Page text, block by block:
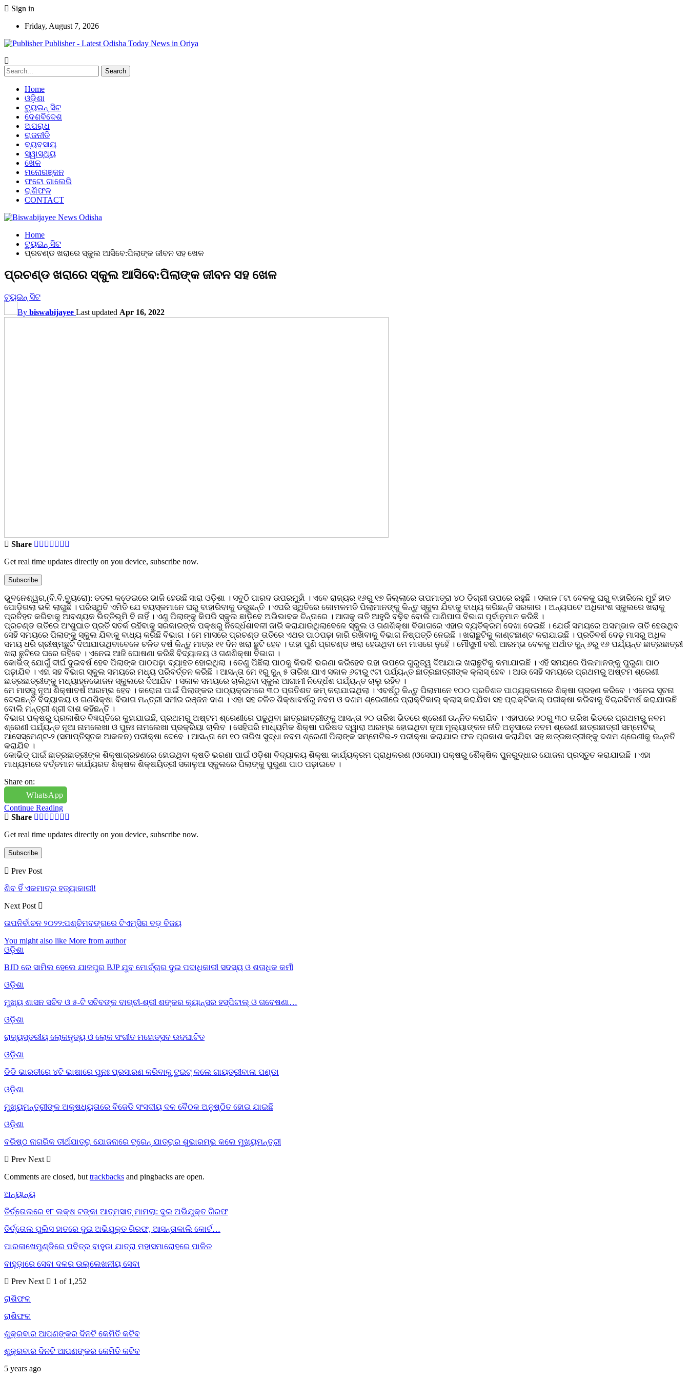
Sign in
Friday, August 7, 2026
Publisher - Latest Odisha Today News in Oriya
Home
ଓଡ଼ିଶା
ଟ୍ୟୁଇନ୍ ସିଟ
ଦେଶବିଦେଶ
ଅପରାଧ
ରାଜନୀତି
ବ୍ୟବସାୟ
ସ୍ୱାସ୍ଥ୍ୟ
ଖେଳ
ମନୋରଞ୍ଜନ
ଫଟୋ ଗାଲେରି
ରାଶିଫଳ
CONTACT
Home
ଟ୍ୟୁଇନ୍ ସିଟ
ପ୍ରଚଣ୍ଡ ଖରାରେ ସ୍କୁଲ ଆସିବେ:ପିଲାଙ୍କ ଜୀବନ ସହ ଖେଳ
ପ୍ରଚଣ୍ଡ ଖରାରେ ସ୍କୁଲ ଆସିବେ:ପିଲାଙ୍କ ଜୀବନ ସହ ଖେଳ
ଟ୍ୟୁଇନ୍ ସିଟ
By biswabijayee Last updated Apr 16, 2022
Share
Get real time updates directly on you device, subscribe now.
Subscribe
ଭୁବନେଶ୍ୱର,(ବି.ବି.ବୁ୍ୟରୋ): ତତଲା କଡେ଼ଇରେ ଭାଜି ହେଉଛି ସାରା ଓଡ଼ିଶା । ସବୁଠି ପାରଦ ଉପରମୁହାଁ । ଏବେ ରାଜ୍ୟର ୧୬ରୁ ୧୭ ଜିଲ୍ଲାରେ ତାପମାତ୍ରା ୪୦ ଡିଗ୍ରୀ ଉପରେ ରହୁଛି । ସକାଳ ୮ଟା ବେଳକୁ ଘରୁ ବାହାରିଲେ ମୁହଁ ହାତ
ପୋଡ଼ିଗଲା ଭଳି ଲାଗୁଛି । ପରିସ୍ଥିତି ଏମିତି ଯେ ବୟସ୍କମାନେ ଘରୁ ବାହାରିବାକୁ ଡରୁଛନ୍ତି । ଏପରି ସ୍ଥିତିରେ କୋମଳମତି ପିଲାମାନଙ୍କୁ କିନ୍ତୁ ସ୍କୁଲ ଯିବାକୁ ବାଧ୍ୟ କରିଛନ୍ତି ସରକାର । ଅନ୍ୟପଟେ ଅଧିକାଂଶ ସ୍କୁଲରେ ଖରାକୁ
ପ୍ରତିହତ କରିବାକୁ ଆବଶ୍ୟକ ଭିତ୍ତିଭୂମି ବି ନାହିଁ । ଏଣୁ ପିଲାଙ୍କୁ କିପରି ସ୍କୁଲ ଛାଡ଼ିବେ ଅଭିଭାବକ ଚିନ୍ତାରେ । ଆଗକୁ ତାତି ଆହୁରି ବଢ଼ିବ ବୋଲି ପାଣିପାଗ ବିଭାଗ ପୂର୍ବାନୁମାନ କରିଛି ।
ପ୍ରଚଣ୍ଡ ତାତିରେ ଅଂଶୁଘାତ ପ୍ରତି ସତର୍କ ରହିବାକୁ ସରକାରଙ୍କ ପକ୍ଷରୁ ନିଦେ୍ର୍ଧଶାବଳୀ ଜାରି କରାଯାଉଥିଲାବେଳେ ସ୍କୁଲ ଓ ଗଣଶିକ୍ଷା ବିଭାଗରେ ଏହାର ବ୍ୟତିକ୍ରମ ଦେଖା ଦେଇଛି । ଯେଉଁ ସମୟରେ ଅସମ୍ଭାଳ ତାତି ହେଉଥିବ
ସେହି ସମୟରେ ପିଲାଙ୍କୁ ସ୍କୁଲ ଯିବାକୁ ବାଧ୍ୟ କରିଛି ବିଭାଗ । ମେ ମାସରେ ପ୍ରଚଣ୍ଡ ତାତିରେ ଏଥର ପାଠପଢ଼ା ଜାରି ରଖିବାକୁ ବିଭାଗ ନିଷ୍ପତ୍ତି ନେଇଛି । ଖରାଛୁଟିକୁ କାଣ୍ଟଛାଣ୍ଟ କରାଯାଇଛି । ପ୍ରତିବର୍ଷ ଦେଢ଼ ମାସରୁ ଅଧିକ
ସମୟ ଧରି ଗ୍ରୀଷ୍ମଛୁଟି ଦିଆଯାଉଥିବାବେଳେ ଚଳିତ ବର୍ଷ କିନ୍ତୁ ମାତ୍ର ୧୧ ଦିନ ଖରା ଛୁଟି ହେବ । ତାହା ପୁଣି ପ୍ରଚଣ୍ଡ ଖରା ହେଉଥିବା ମେ ମାସରେ ନୁହେଁ । ମୌସୁମୀ ବର୍ଷା ଆରମ୍ଭ ବେଳକୁ ଅର୍ଥାତ ଜୁନ୍ ୬ରୁ ୧୬ ପର୍ଯ୍ୟନ୍ତ ଛାତ୍ରଛାତ୍ରୀ
ଖରା ଛୁଟିରେ ଘରେ ରହିବେ । ଏନେଇ ଆଜି ଘୋଷଣା କରିଛି ବିଦ୍ୟାଳୟ ଓ ଗଣଶିକ୍ଷା ବିଭାଗ ।
କୋଭିଡ୍ ଯୋଗୁଁ ଦୀର୍ଘ ଦୁଇବର୍ଷ ହେବ ପିଲାଙ୍କ ପାଠପଢ଼ା ବ୍ୟାହତ ହୋଇଥିଲା । ତେଣୁ ପିଛିଲା ପାଠକୁ କିଭଳି ଭରଣା କରିହେବ ତାହା ଉପରେ ଗୁରୁତ୍ୱ ଦିଆଯାଇ ଖରାଛୁଟିକୁ କମାଯାଇଛି । ଏହି ସମୟରେ ପିଲମାନଙ୍କୁ ପୁରୁଣା ପାଠ
ପଢ଼ାଯିବ । ଏହା ସହ ବିଭାଗ ସ୍କୁଲ ସମୟରେ ମଧ୍ୟ ପରିବର୍ତ୍ତନ କରିଛି । ଆସନ୍ତା ମେ ୧ରୁ ଜୁନ୍ ୫ ତାରିଖ ଯାଏ ସକାଳ ୬ଟାରୁ ୯ଟା ପର୍ଯ୍ୟନ୍ତ ଛାତ୍ରଛାତ୍ରୀଙ୍କ କ୍ଲାସ୍ ହେବ । ଆଉ ସେହି ସମୟରେ ପ୍ରଥମରୁ ଅଷ୍ଟମ ଶ୍ରେଣୀ
ଛାତ୍ରଛାତ୍ରୀଙ୍କୁ ମଧ୍ୟାହ୍ନଭୋଜନ ସ୍କୁଲରେ ଦିଆଯିବ । ସକାଳ ସମୟରେ ଚାଲିଥିବା ସ୍କୁଲ ଆଗାମୀ ନିଦେ୍ର୍ଧଶ ପର୍ଯ୍ୟନ୍ତ ଚାଲୁ ରହିବ ।
ମେ ମାସରୁ ନୂଆ ଶିକ୍ଷାବର୍ଷ ଆରମ୍ଭ ହେବ । କରୋନା ପାଇଁ ପିଲାଙ୍କର ପାଠ୍ୟକ୍ରମରେ ୩୦ ପ୍ରତିଶତ କମ୍ କରାଯାଇଥିଲା । ଏବର୍ଷଠୁ କିନ୍ତୁ ପିଲାମାନେ ୧୦୦ ପ୍ରତିଶତ ପାଠ୍ୟକ୍ରମରେ ଶିକ୍ଷା ଗ୍ରହଣ କରିବେ । ଏନେଇ ସୂଚନା
ଦେଇଛନ୍ତି ବିଦ୍ୟାଳୟ ଓ ଗଣଶିକ୍ଷା ବିଭାଗ ମନ୍ତ୍ରୀ ସମୀର ରଞ୍ଜନ ଦାଶ । ଏହା ସହ ଚଳିତ ଶିକ୍ଷାବର୍ଷରୁ ନବମ ଓ ଦଶମ ଶ୍ରେଣୀରେ ପ୍ରାକ୍ଟିକାଲ୍ କ୍ଲାସ୍ କରାଯିବା ସହ ପ୍ରାକ୍ଟିକାଲ୍ ପରୀକ୍ଷା କରିବାକୁ ବିଚାରବିମର୍ଷ କରାଯାଉଛି
ବୋଲି ମନ୍ତ୍ରୀ ଶ୍ରୀ ଦାଶ କହିଛନ୍ତି ।
ବିଭାଗ ପକ୍ଷରୁ ପ୍ରକାଶିତ ବିଜ୍ଞପ୍ତିରେ କୁହାଯାଇଛି, ପ୍ରଥମରୁ ଅଷ୍ଟମ ଶ୍ରେଣୀରେ ପଢୁଥିବା ଛାତ୍ରଛାତ୍ରୀଙ୍କୁ ଆସନ୍ତା ୨୦ ତାରିଖ ଭିତରେ ଶ୍ରେଣୀ ଉନ୍ନିତ କରାଯିବ । ଏହାପରେ ୨୦ରୁ ୩୦ ତାରିଖ ଭିତରେ ପ୍ରଥମରୁ ନବମ
ଶ୍ରେଣୀ ପର୍ଯ୍ୟନ୍ତ ନୂଆ ନାମଲେଖା ଓ ପୁନଃ ନାମଲେଖା ପ୍ରକ୍ରିୟା ଚାଲିବ । ସେହିପରି ମାଧ୍ୟମିକ ଶିକ୍ଷା ପରିଷଦ ଦ୍ୱାରା ଆରମ୍ଭ ହୋଇଥିବା ନୂଆ ମୂଲ୍ୟାଙ୍କନ ନୀତି ଅନୁସାରେ ନବମ ଶ୍ରେଣୀ ଛାତ୍ରଛାତ୍ରୀ ସମ୍ମେଟିଭ୍
ଆସେସ୍ମେଣ୍ଟ-୨ (ସମାପ୍ତିସୂଚକ ଆକଳନ) ପରୀକ୍ଷା ଦେବେ । ଆସନ୍ତା ମେ ୧୦ ତାରିଖ ସୁଦ୍ଧା ନବମ ଶ୍ରେଣୀ ପିଲାଙ୍କ ସମ୍ମେଟିଭ-୨ ପରୀକ୍ଷା କରାଯାଇ ଫଳ ପ୍ରକାଶ କରାଯିବା ସହ ଛାତ୍ରଛାତ୍ରୀଙ୍କୁ ଦଶମ ଶ୍ରେଣୀକୁ ଉନ୍ନତି
କରାଯିବ ।
କୋଭିଡ୍ ପାଇଁ ଛାତ୍ରଛାତ୍ରୀଙ୍କ ଶିକ୍ଷାଗ୍ରହଣରେ ହୋଇଥିବା କ୍ଷତି ଭରଣା ପାଇଁ ଓଡ଼ିଶା ବିଦ୍ୟାଳୟ ଶିକ୍ଷା କାର୍ଯ୍ୟକ୍ରମ ପ୍ରାଧିକରଣ (ଓସେପା) ପକ୍ଷରୁ ଶୈକ୍ଷିକ ପୁନରୁଦ୍ଧାର ଯୋଜନା ପ୍ରସ୍ତୁତ କରାଯାଇଛି । ଏହା
ମାଧ୍ୟମରେ ବର୍ତ୍ତମାନ କାର୍ଯ୍ୟରତ ଶିକ୍ଷକ ଶିକ୍ଷୟିତ୍ରୀ ସକାଳୁଆ ସ୍କୁଲରେ ପିଲାଙ୍କୁ ପୁରୁଣା ପାଠ ପଢ଼ାଇବେ ।
Share on:
WhatsApp
Continue Reading
Share
Get real time updates directly on you device, subscribe now.
Subscribe
Prev Post
ଶିବ ହିଁ ଏକମାତ୍ର ହତ୍ୟାକାରୀ!
Next Post
ଉପନିର୍ବାଚନ ୨୦୨୨:ପଶ୍ଚିମବଙ୍ଗରେ ଟିଏମ୍ସିର ବଡ଼ ବିଜୟ
You might also like More from author
ଓଡ଼ିଶା
BJD ରେ ସାମିଲ ହେଲେ ଯାଜପୁର BJP ଯୁବ ମୋର୍ଚ୍ଚାର ଦୁଇ ପଦାଧିକାରୀ ସଦସ୍ୟ ଓ ଶତାଧିକ କର୍ମୀ
ଓଡ଼ିଶା
ମୁଖ୍ୟ ଶାସନ ସଚିବ ଓ ୫-ଟି ସଚିବଙ୍କ ବାଗ୍‌ଚୀ-ଶ୍ରୀ ଶଙ୍କର କ୍ୟାନ୍‌ସର ହସ୍‌ପିଟାଲ୍‌ ଓ ଗବେଷଣା…
ଓଡ଼ିଶା
ରାଜ୍ୟସ୍ତରୀୟ ଲୋକନୃତ୍ୟ ଓ ଲୋକ ସଂଗୀତ ମହୋତ୍ସବ ଉଦଘାଟିତ
ଓଡ଼ିଶା
ଡିଡି ଭାରତୀରେ ୪ଟି ଭାଷାରେ ପୁନଃ ପ୍ରସାରଣ କରିବାକୁ ଟୁଇଟ୍ କଲେ ଗାୟତ୍ରୀବାଳା ପଣ୍ଡା
ଓଡ଼ିଶା
ମୁଖ୍ୟମନ୍ତ୍ରୀଙ୍କ ଅକ୍ଷଧ୍ୟତାରେ ବିଜେଡି ସଂସଦୀୟ ଦଳ ବୈଠକ ଅନୁଷ୍ଠିତ ହୋଇ ଯାଇଛି
ଓଡ଼ିଶା
ବରିଷ୍ଠ ନାଗରିକ ତୀର୍ଥଯାତ୍ରା ଯୋଜନାରେ ଟ୍ରେନ୍ ଯାତ୍ରାର ଶୁଭାରମ୍ଭ କଲେ ମୁଖ୍ୟମନ୍ତ୍ରୀ
Prev Next
Comments are closed, but trackbacks and pingbacks are open.
ଅନ୍ୟାନ୍ୟ
ତିର୍ତ୍ତୋଲରେ ୧୮ ଲକ୍ଷ ଟଙ୍କା ଆତ୍ମସାତ୍ ମାମଲା: ଦୁଇ ଅଭିଯୁକ୍ତ ଗିରଫ
ତିର୍ତ୍ତୋଲ ପୁଲିସ ହାତରେ ଦୁଇ ଅଭିଯୁକ୍ତ ଗିରଫ, ଆସନ୍ତାକାଲି କୋର୍ଟ…
ପାରଳାଖେମୁଣ୍ଡିରେ ପବିତ୍ର ବାହୁଡା ଯାତ୍ରା ମହାସମାରୋହରେ ପାଳିତ
ବାହୁଡ଼ାରେ ସେବା ଦଳର ଉଲ୍ଲେଖନୀୟ ସେବା
Prev Next
1 of 1,252
ରାଶିଫଳ
ରାଶିଫଳ
ଶୁକ୍ରବାର ଆପଣଙ୍କର ଦିନଟି କେମିତି କଟିବ
ଶୁକ୍ରବାର ଦିନଟି ଆପଣଙ୍କର କେମିତି କଟିବ
5 years ago